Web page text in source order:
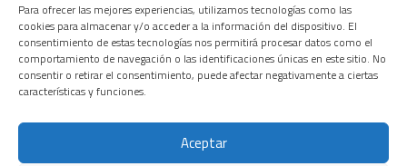
Para ofrecer las mejores experiencias, utilizamos tecnologías como las
cookies para almacenar y/o acceder a la información del dispositivo. El
consentimiento de estas tecnologías nos permitirá procesar datos como el
comportamiento de navegación o las identificaciones únicas en este sitio. No
consentir o retirar el consentimiento, puede afectar negativamente a ciertas
características y funciones.
Aceptar